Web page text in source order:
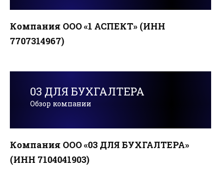
Компания ООО «1 АСПЕКТ» (ИНН
7707314967)
03 ДЛЯ БУХГАЛТЕРА
Обзор компании
Компания ООО «03 ДЛЯ БУХГАЛТЕРА»
(ИНН 7104041903)